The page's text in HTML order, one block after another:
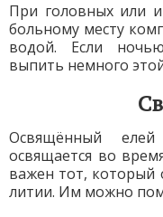
При головных или
больному месту
водой. Если
выпить немного
Освящённый
освящается во
важен тот, который
литии. Им можно